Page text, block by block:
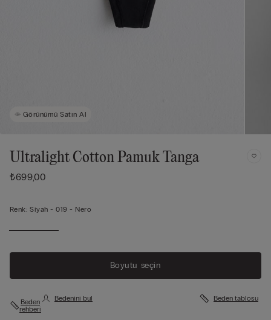
Görünümü Satın Al
Ultralight Cotton Pamuk Tanga
₺699,00
Renk: Siyah -019 - Nero
Boyutu seçin
Beden
rehberi
Bedenini bul Beden tablosu